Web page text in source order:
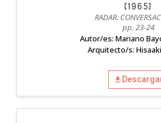
[1965]
RADAR.
pp. 23-24
Autor/es: Mariano
Arquitecto/s: